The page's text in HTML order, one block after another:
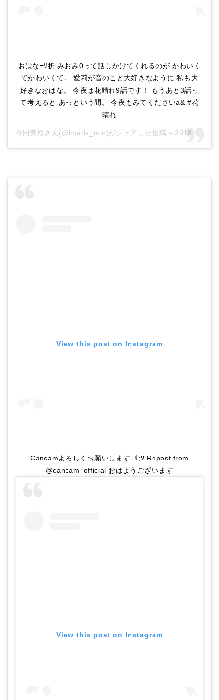
おはな=ﾘ折 みおみ0って話しかけてくれるのが かわいく
てかわいくて。 愛莉が音のこと大好きなように 私も大
好きなおはな。 今夜は花晴れ9話です！ もうあと3話っ
て考えると あっという間。 今夜もみてくださいa& #花
晴れ
今田美桜 さん(@imada_mio)がシェアした投稿 – 2018年 6月月12日午前4時38分PDT
View this post on Instagram
Cancamよろしくお願いします=ﾘ;ﾜ Repost from
@cancam_official おはようございます
View this post on Instagram